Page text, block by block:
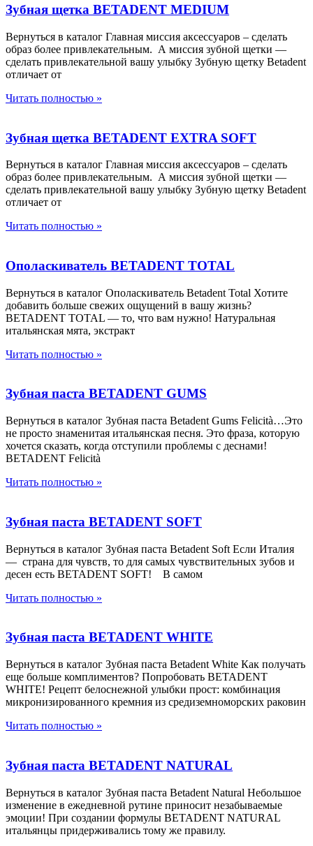
Зубная щетка BETADENT MEDIUM
Вернуться в каталог Главная миссия аксессуаров – сделать
образ более привлекательным. А миссия зубной щетки —
сделать привлекательной вашу улыбку Зубную щетку Betadent
отличает от
Читать полностью »
Зубная щетка BETADENT EXTRA SOFT
Вернуться в каталог Главная миссия аксессуаров – сделать
образ более привлекательным. А миссия зубной щетки —
сделать привлекательной вашу улыбку Зубную щетку Betadent
отличает от
Читать полностью »
Ополаскиватель BETADENT TOTAL
Вернуться в каталог Ополаскиватель Betadent Total Хотите
добавить больше свежих ощущений в вашу жизнь?
BETADENT TOTAL — то, что вам нужно! Натуральная
итальянская мята, экстракт
Читать полностью »
Зубная паста BETADENT GUMS
Вернуться в каталог Зубная паста Betadent Gums Felicità…Это
не просто знаменитая итальянская песня. Это фраза, которую
хочется сказать, когда отступили проблемы с деснами!
BETADENT Felicità
Читать полностью »
Зубная паста BETADENT SOFT
Вернуться в каталог Зубная паста Betadent Soft Если Италия
— страна для чувств, то для самых чувствительных зубов и
десен есть BETADENT SOFT! В самом
Читать полностью »
Зубная паста BETADENT WHITE
Вернуться в каталог Зубная паста Betadent White Как получать
еще больше комплиментов? Попробовать BETADENT
WHITE! Рецепт белоснежной улыбки прост: комбинация
микронизированного кремния из средиземноморских раковин
Читать полностью »
Зубная паста BETADENT NATURAL
Вернуться в каталог Зубная паста Betadent Natural Небольшое
изменение в ежедневной рутине приносит незабываемые
эмоции! При создании формулы BETADENT NATURAL
итальянцы придерживались тому же правилу.